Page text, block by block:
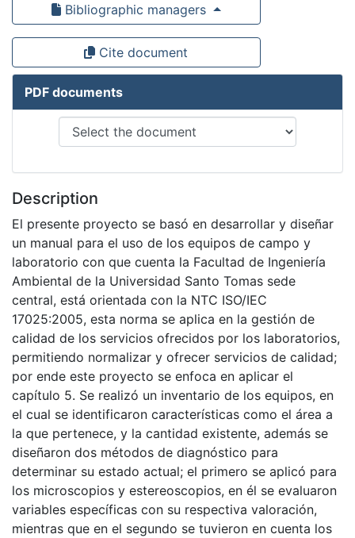
Bibliographic managers
Cite document
PDF documents
Description
El presente proyecto se basó en desarrollar y diseñar
un manual para el uso de los equipos de campo y
laboratorio con que cuenta la Facultad de Ingeniería
Ambiental de la Universidad Santo Tomas sede
central, está orientada con la NTC ISO/IEC
17025:2005, esta norma se aplica en la gestión de
calidad de los servicios ofrecidos por los laboratorios,
permitiendo normalizar y ofrecer servicios de calidad;
por ende este proyecto se enfoca en aplicar el
capítulo 5. Se realizó un inventario de los equipos, en
el cual se identificaron características como el área a
la que pertenece, y la cantidad existente, además se
diseñaron dos métodos de diagnóstico para
determinar su estado actual; el primero se aplicó para
los microscopios y estereoscopios, en él se evaluaron
variables específicas con su respectiva valoración,
mientras que en el segundo se tuvieron en cuenta los